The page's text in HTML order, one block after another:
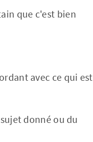
que c'est bien
avec ce qui est
donné ou du